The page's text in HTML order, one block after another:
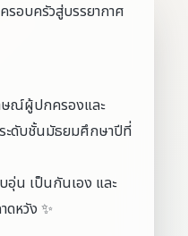
รอบครัวสู่บรรยากาศ
ษณ์ผู้ปกครองและ
ะดับชั้นมัธยมศึกษาปีที่
อุ่น เป็นกันเอง และ
ดหวัง ✨